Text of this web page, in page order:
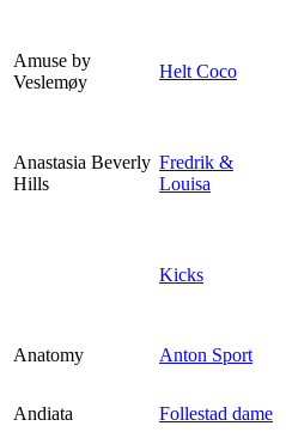
Amuse by
Veslemøy
Helt Coco
Anastasia Beverly
Hills
Fredrik &
Louisa
Kicks
Anatomy Anton Sport
Andiata
Follestad dame